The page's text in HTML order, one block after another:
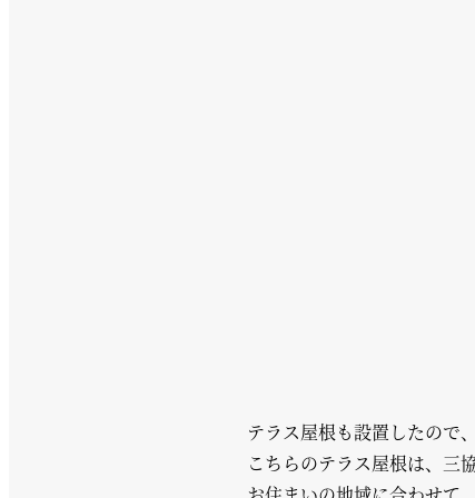
テラス屋根も設置したので
こちらのテラス屋根は、三